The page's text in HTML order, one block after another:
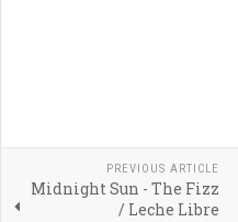
PREVIOUS ARTICLE
Midnight Sun - The Fizz
/ Leche Libre